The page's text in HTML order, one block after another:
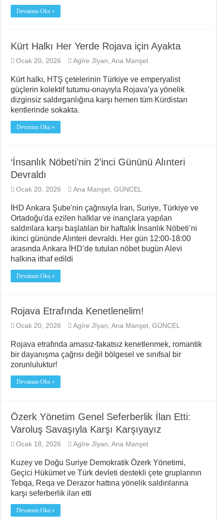
Devamını Oku »
Kürt Halkı Her Yerde Rojava için Ayakta
Ocak 20, 2026 Agîre Jîyan,Ana Manşet
Kürt halkı, HTŞ çetelerinin Türkiye ve emperyalist
güçlerin kolektif tutumu-onayıyla Rojava’ya yönelik
dizginsiz saldırganlığına karşı hemen tüm Kürdistan
kentlerinde sokakta.
Devamını Oku »
‘İnsanlık Nöbeti’nin 2’inci Gününü Alınteri
Devraldı
Ocak 20, 2026 Ana Manşet,GÜNCEL
İHD Ankara Şube'nin çağrısıyla İran, Suriye, Türkiye ve
Ortadoğu'da ezilen halklar ve inançlara yapılan
saldırılara karşı başlatılan bir haftalık İnsanlık Nöbeti’ni
ikinci gününde Alınteri devraldı. Her gün 12:00-18:00
arasında Ankara İHD’de tutulan nöbet bugün Alevi
halkına ithaf edildi
Devamını Oku »
Rojava Etrafında Kenetlenelim!
Ocak 20, 2026 Agîre Jîyan,Ana Manşet,GÜNCEL
Rojava etrafında amasız-fakatsız kenetlenmek, romantik
bir dayanışma çağrısı değil bölgesel ve sınıfsal bir
zorunluluktur!
Devamını Oku »
Özerk Yönetim Genel Seferberlik İlan Etti:
Varoluş Savaşıyla Karşı Karşıyayız
Ocak 18, 2026 Agîre Jîyan,Ana Manşet
Kuzey ve Doğu Suriye Demokratik Özerk Yönetimi,
Geçici Hükümet ve Türk devleti destekli çete gruplarının
Tebqa, Reqa ve Derazor hattına yönelik saldırılarına
karşı seferberlik ilan etti
Devamını Oku »